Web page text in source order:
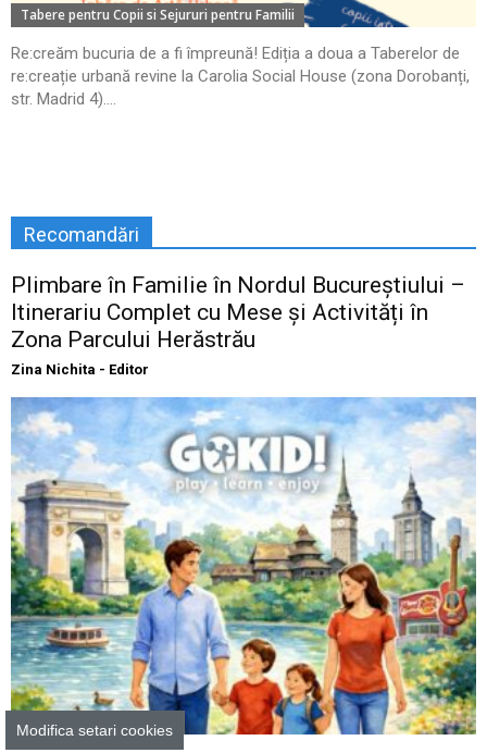
Tabere pentru Copii si Sejururi pentru Familii
Re:creăm bucuria de a fi împreună! Ediția a doua a Taberelor de
re:creație urbană revine la Carolia Social House (zona Dorobanți,
str. Madrid 4)....
Recomandări
Plimbare în Familie în Nordul Bucureștiului –
Itinerariu Complet cu Mese și Activități în
Zona Parcului Herăstrău
Zina Nichita - Editor
Excursii şi Ieşiri cu Copilul
Modifica setari cookies